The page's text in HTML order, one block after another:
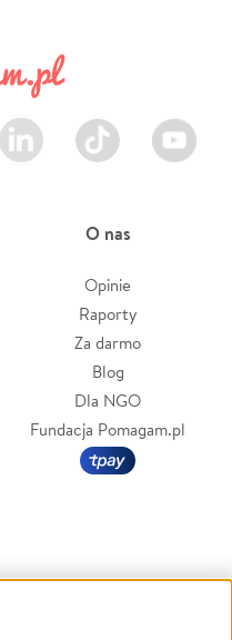
LinkedIn TikTok Youtube
O nas
Opinie
Raporty
Za darmo
Blog
Dla NGO
Fundacja Pomagam.pl